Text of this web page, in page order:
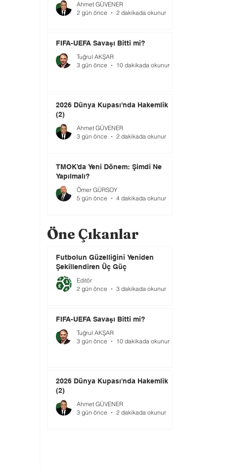
Ahmet GÜVENER
2 gün önce
2 dakikada okunur
FIFA-UEFA Savaşı Bitti mi?
Tuğrul AKŞAR
3 gün önce
10 dakikada okunur
2026 Dünya Kupası'nda Hakemlik
(2)
Ahmet GÜVENER
3 gün önce
2 dakikada okunur
TMOK’da Yeni Dönem: Şimdi Ne
Yapılmalı?
Ömer GÜRSOY
5 gün önce
4 dakikada okunur
Öne Çıkanlar
Futbolun Güzelliğini Yeniden
Şekillendiren Üç Güç
Editör
2 gün önce
3 dakikada okunur
FIFA-UEFA Savaşı Bitti mi?
Tuğrul AKŞAR
3 gün önce
10 dakikada okunur
2026 Dünya Kupası'nda Hakemlik
(2)
Ahmet GÜVENER
3 gün önce
2 dakikada okunur